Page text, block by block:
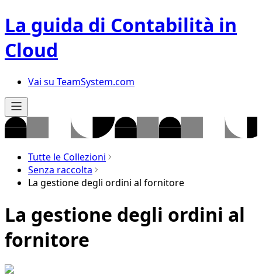
La guida di Contabilità in
Cloud
Vai su TeamSystem.com
Tutte le Collezioni
Senza raccolta
La gestione degli ordini al fornitore
La gestione degli ordini al
fornitore